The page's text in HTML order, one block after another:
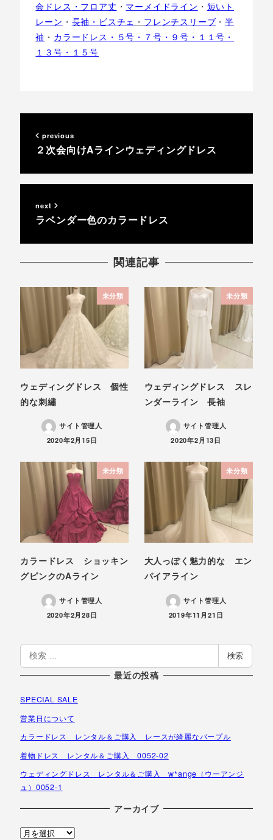
会ドレス ・フロア丈 ・ マーメイドライン ・ 短いト
レーン ・ 長袖 ・ビスチェ ・ フレンチスリーブ ・半
袖 ・ カラードレス ・５号 ・７号 ・９号 ・１１号 ・
１３号 ・１５号
previous
２次会向けAラインウェディングドレス
next
ラベンダー色のカラードレス
関連記事
未分類
ウェディングドレス 個性
的な刺繡
サイト管理人
投稿日
2020年2月15日
未分類
ウェディングドレス スレ
ンダーライン 長袖
サイト管理人
投稿日
2020年2月13日
未分類
カラードレス ショッキン
グピンクのAライン
サイト管理人
投稿日
2020年2月28日
未分類
大人っぽく魅力的な エン
パイアライン
サイト管理人
投稿日
2019年11月21日
検
索
検索
最近の投稿
SPECIAL SALE
営業日について
カラードレス レンタル＆ご購入 レースが綺麗なパープル
着物ドレス レンタル＆ご購入 0052-02
ウェディングドレス レンタル＆ご購入 w*ange（ウーアンジ
ュ）0052-1
アーカイブ
ア